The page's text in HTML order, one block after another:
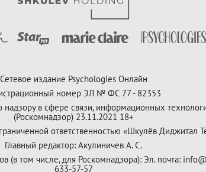
Сетевое издание Psychologies Онлайн
номер ЭЛ № ФС 77 - 82353
в сфере связи, информационных
(Роскомнадзор) 23.11.2021 18+
ответственностью «Шкулёв Диджитал
Главный редактор: Акулиничев А. С.
(в том числе, для Роскомнадзора): Эл. почта:
633-57-57